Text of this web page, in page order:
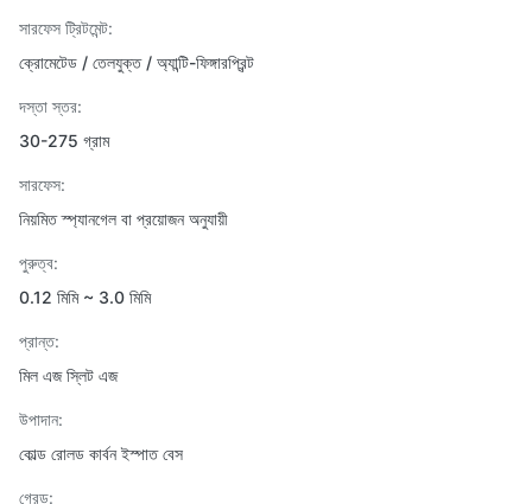
সারফেস ট্রিটমেন্ট:
ক্রোমেটেড / তেলযুক্ত / অ্যান্টি-ফিঙ্গারপ্রিন্ট
দস্তা স্তর:
30-275 গ্রাম
সারফেস:
নিয়মিত স্প্যানগেল বা প্রয়োজন অনুযায়ী
পুরুত্ব:
0.12 মিমি ~ 3.0 মিমি
প্রান্ত:
মিল এজ স্লিট এজ
উপাদান:
কোল্ড রোলড কার্বন ইস্পাত বেস
গ্রেড: